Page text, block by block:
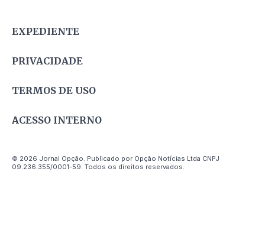
EXPEDIENTE
PRIVACIDADE
TERMOS DE USO
ACESSO INTERNO
© 2026 Jornal Opção. Publicado por Opção Notícias Ltda CNPJ
09.236.355/0001-59. Todos os direitos reservados.